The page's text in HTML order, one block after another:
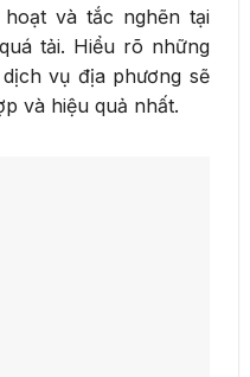
và tắc nghẽn tại
tải. Hiểu rõ những
vụ địa phương sẽ
và hiệu quả nhất.